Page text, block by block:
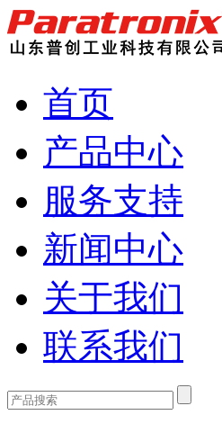
首页
产品中心
服务支持
新闻中心
关于我们
联系我们